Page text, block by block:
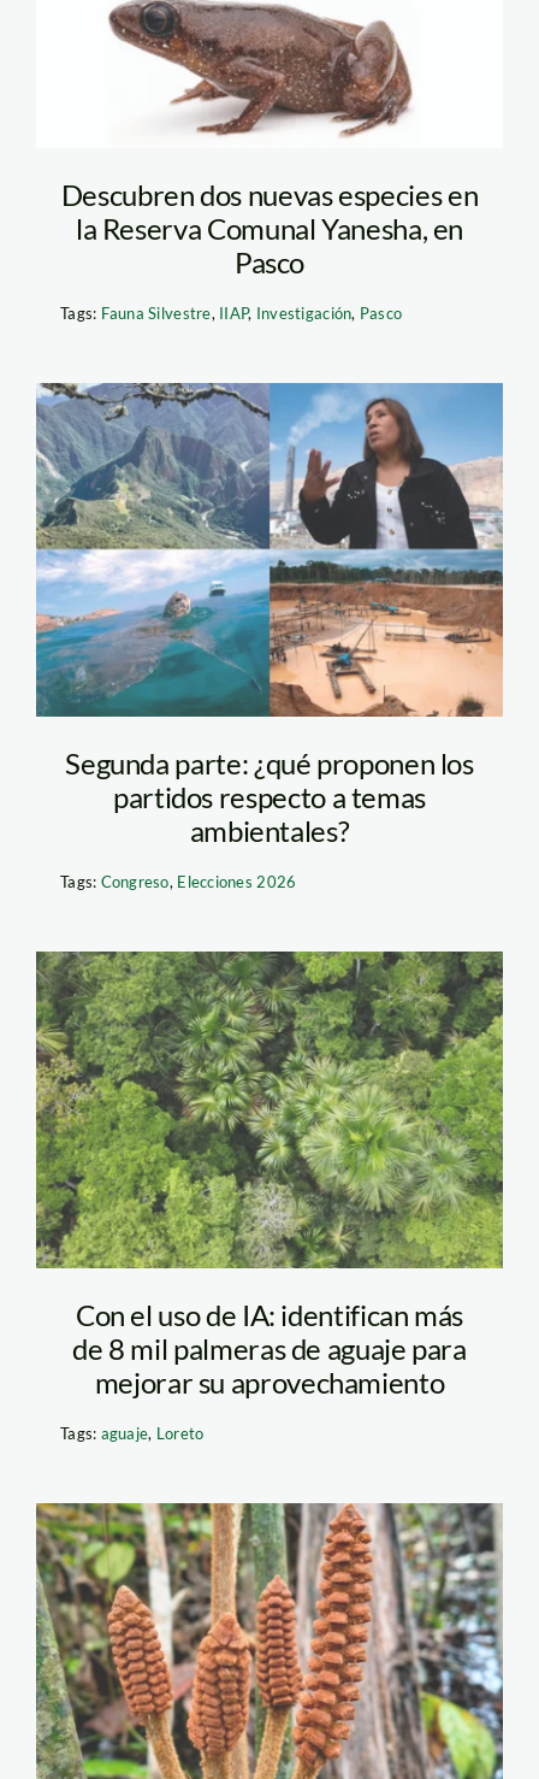
Descubren dos nuevas especies en
la Reserva Comunal Yanesha, en
Pasco
Tags: Fauna Silvestre, IIAP, Investigación, Pasco
ambiente—
elecciones-2026—
spda
Segunda parte: ¿qué proponen los
partidos respecto a temas
ambientales?
Tags: Congreso, Elecciones 2026
aguaje-osinfor1
Con el uso de IA: identifican más
de 8 mil palmeras de aguaje para
mejorar su aprovechamiento
Tags: aguaje, Loreto
nueva-especie-de-
planta—iiap